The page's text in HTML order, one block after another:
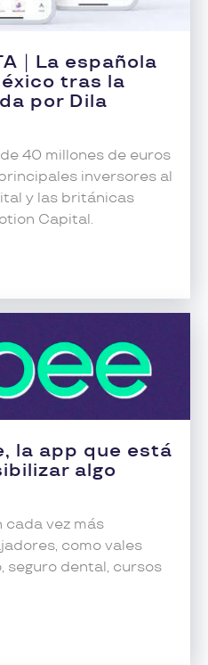
La española
tras la
por Dila
40 millones de euros
inversores al
y las británicas
Capital.
la app que está
algo
cada vez más
como vales
seguro dental, cursos